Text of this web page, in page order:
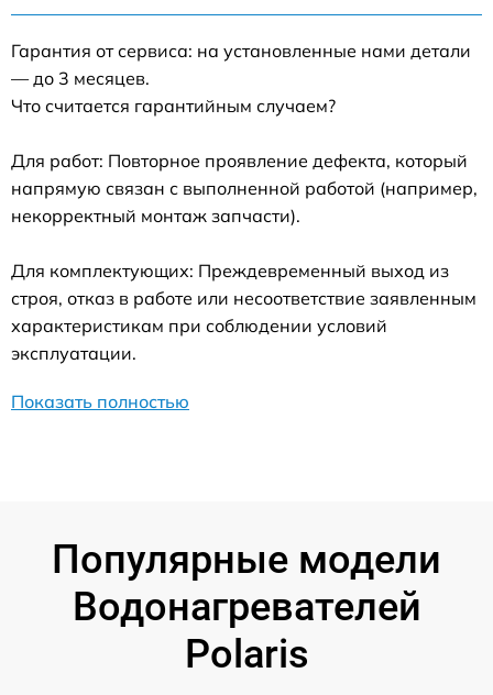
Гарантия от сервиса: на установленные нами детали
— до 3 месяцев.
Что считается гарантийным случаем?
Для работ: Повторное проявление дефекта, который
напрямую связан с выполненной работой (например,
некорректный монтаж запчасти).
Для комплектующих: Преждевременный выход из
строя, отказ в работе или несоответствие заявленным
характеристикам при соблюдении условий
эксплуатации.
Показать полностью
Популярные модели
Водонагревателей
Polaris